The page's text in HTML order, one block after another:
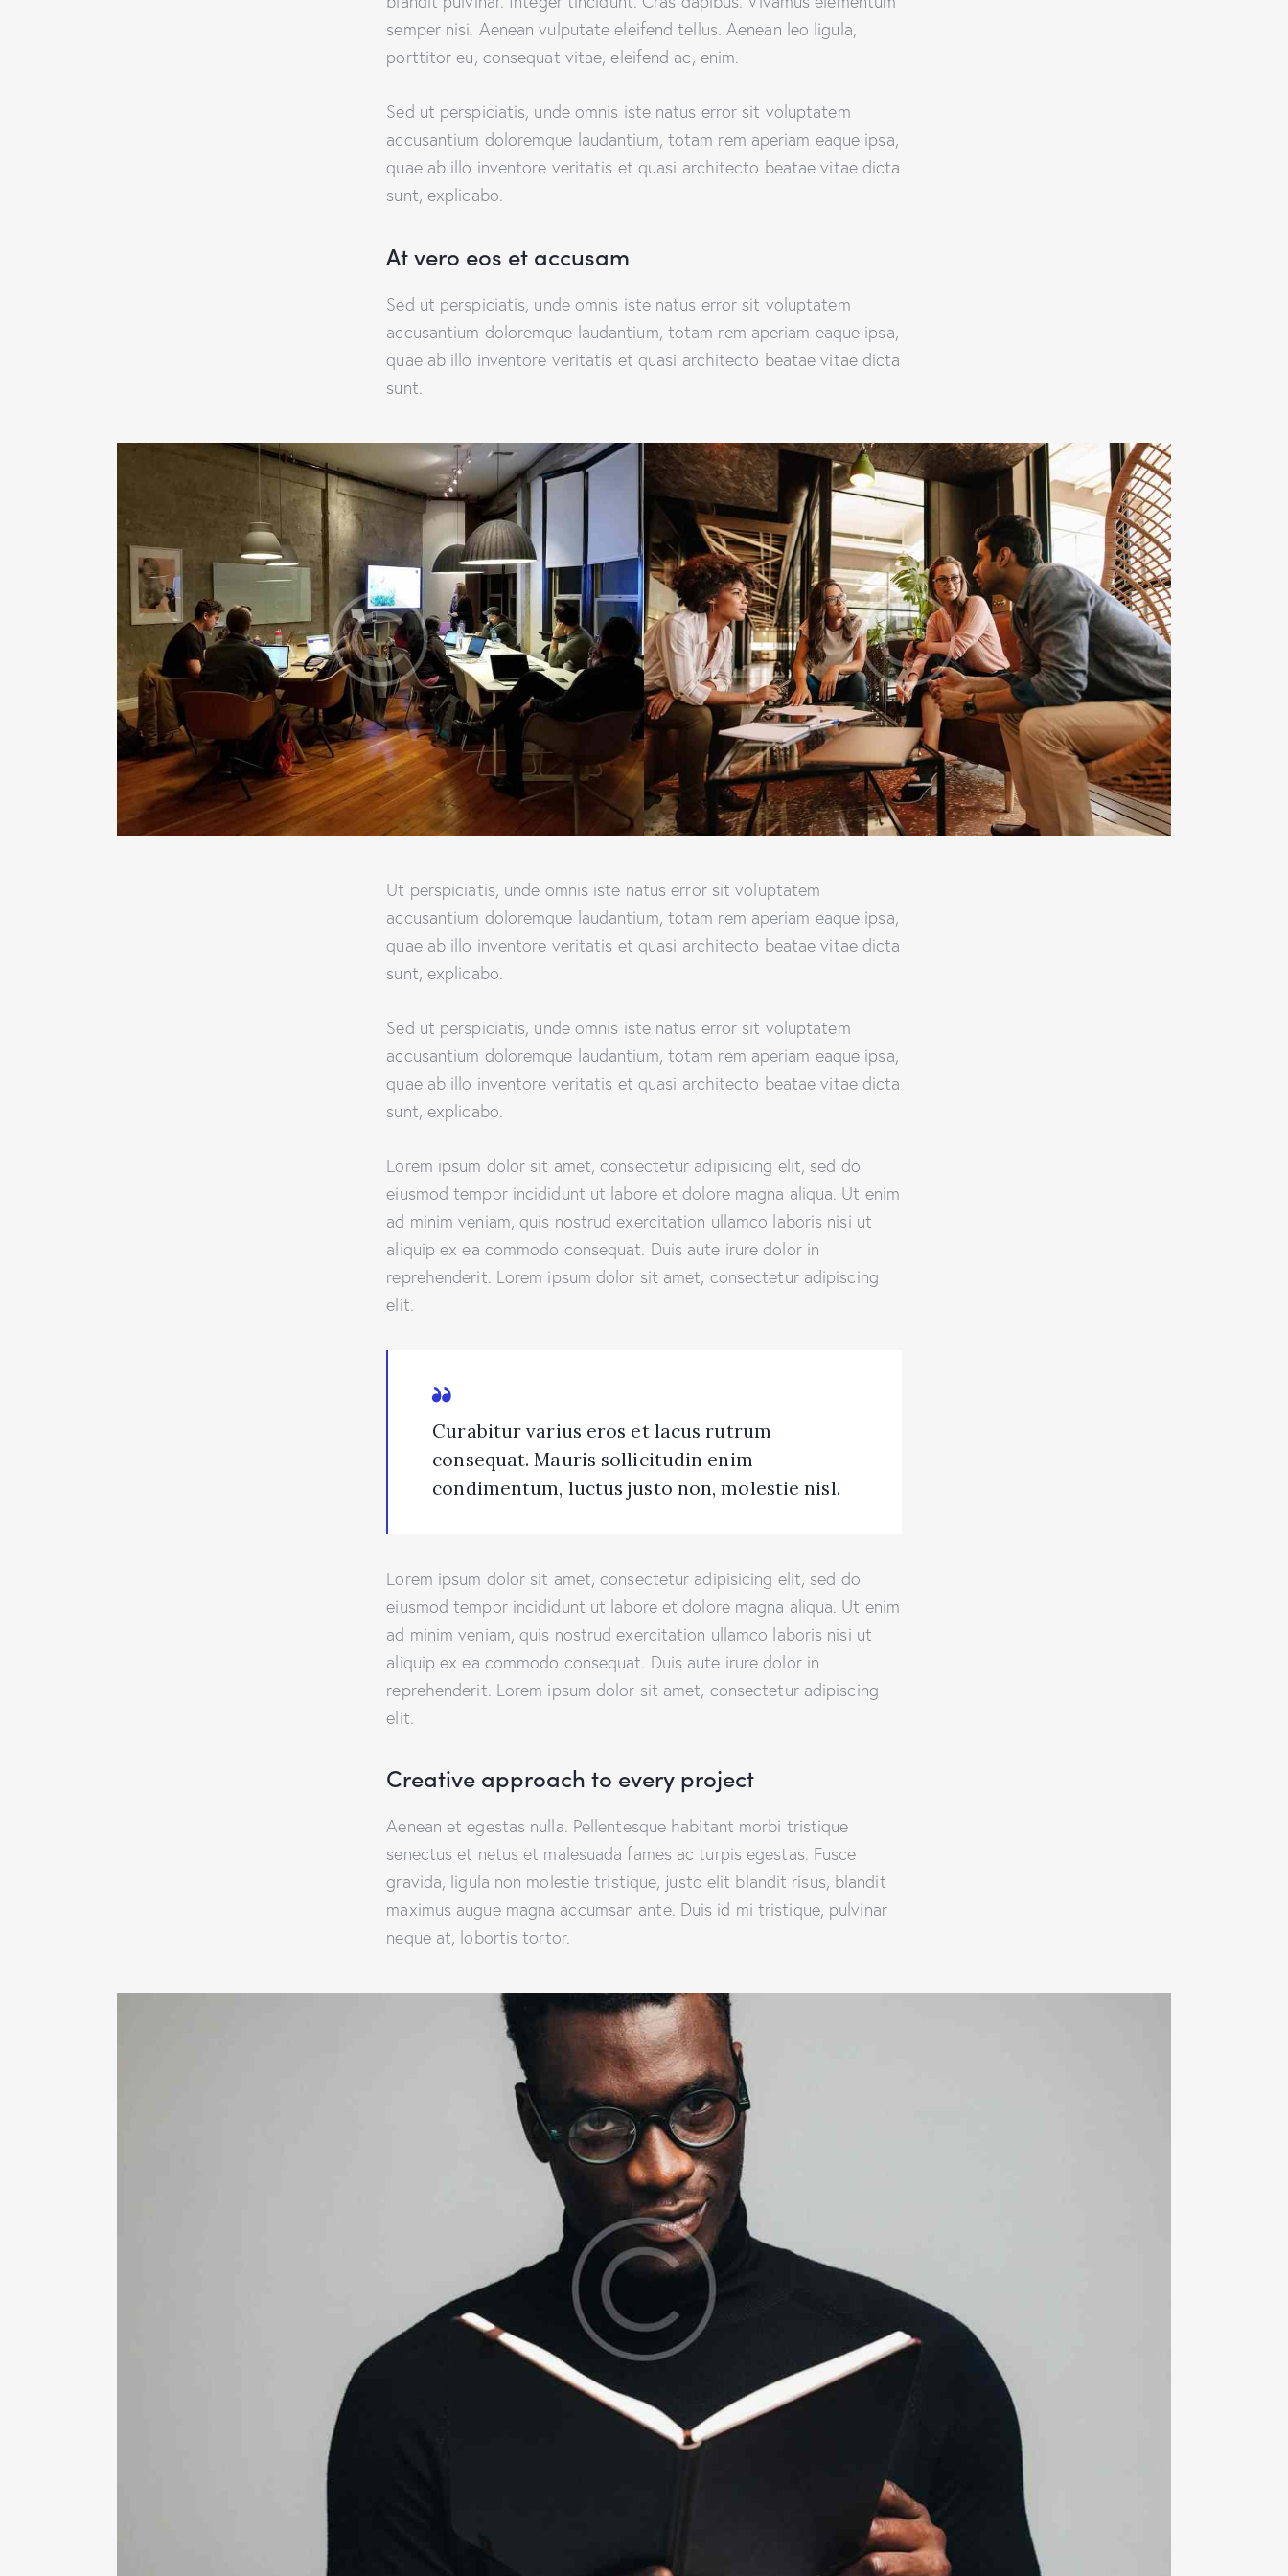
semper nisi. Aenean vulputate eleifend tellus. Aenean leo ligula,
porttitor eu, consequat vitae, eleifend ac, enim.
Sed ut perspiciatis, unde omnis iste natus error sit voluptatem
accusantium doloremque laudantium, totam rem aperiam eaque ipsa,
quae ab illo inventore veritatis et quasi architecto beatae vitae dicta
sunt, explicabo.
At vero eos et accusam
Sed ut perspiciatis, unde omnis iste natus error sit voluptatem
accusantium doloremque laudantium, totam rem aperiam eaque ipsa,
quae ab illo inventore veritatis et quasi architecto beatae vitae dicta
sunt.
Ut perspiciatis, unde omnis iste natus error sit voluptatem
accusantium doloremque laudantium, totam rem aperiam eaque ipsa,
quae ab illo inventore veritatis et quasi architecto beatae vitae dicta
sunt, explicabo.
Sed ut perspiciatis, unde omnis iste natus error sit voluptatem
accusantium doloremque laudantium, totam rem aperiam eaque ipsa,
quae ab illo inventore veritatis et quasi architecto beatae vitae dicta
sunt, explicabo.
Lorem ipsum dolor sit amet, consectetur adipisicing elit, sed do
eiusmod tempor incididunt ut labore et dolore magna aliqua. Ut enim
ad minim veniam, quis nostrud exercitation ullamco laboris nisi ut
aliquip ex ea commodo consequat. Duis aute irure dolor in
reprehenderit. Lorem ipsum dolor sit amet, consectetur adipiscing
elit.
Curabitur varius eros et lacus rutrum
consequat. Mauris sollicitudin enim
condimentum, luctus justo non, molestie nisl.
Lorem ipsum dolor sit amet, consectetur adipisicing elit, sed do
eiusmod tempor incididunt ut labore et dolore magna aliqua. Ut enim
ad minim veniam, quis nostrud exercitation ullamco laboris nisi ut
aliquip ex ea commodo consequat. Duis aute irure dolor in
reprehenderit. Lorem ipsum dolor sit amet, consectetur adipiscing
elit.
Creative approach to every project
Aenean et egestas nulla. Pellentesque habitant morbi tristique
senectus et netus et malesuada fames ac turpis egestas. Fusce
gravida, ligula non molestie tristique, justo elit blandit risus, blandit
maximus augue magna accumsan ante. Duis id mi tristique, pulvinar
neque at, lobortis tortor.